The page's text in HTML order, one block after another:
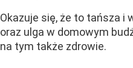
Okazuje się, że to tańsza i
oraz ulga w domowym
na tym także zdrowie.